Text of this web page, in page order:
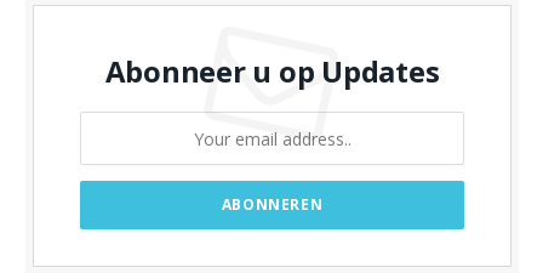
Abonneer u op Updates